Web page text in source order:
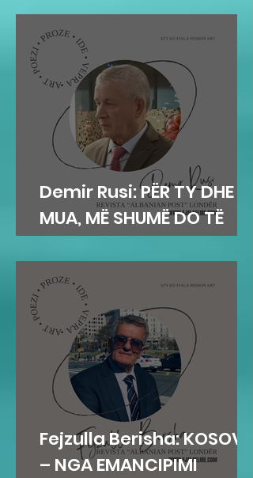
Demir Rusi: PËR TY DHE
MUA, MË SHUMË DO TË
DUA
Fejzulla Berisha: KOSOVA
– NGA EMANCIPIMI